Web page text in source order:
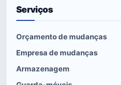
Serviços
Orçamento de mudanças
Empresa de mudanças
Armazenagem